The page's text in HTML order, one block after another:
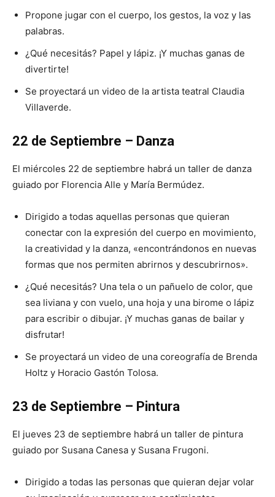
Propone jugar con el cuerpo, los gestos, la voz y las
palabras.
¿Qué necesitás? Papel y lápiz. ¡Y muchas ganas de
divertirte!
Se proyectará un video de la artista teatral Claudia
Villaverde.
22 de Septiembre – Danza
El miércoles 22 de septiembre habrá un taller de danza
guiado por Florencia Alle y María Bermúdez.
Dirigido a todas aquellas personas que quieran
conectar con la expresión del cuerpo en movimiento,
la creatividad y la danza, «encontrándonos en nuevas
formas que nos permiten abrirnos y descubrirnos».
¿Qué necesitás? Una tela o un pañuelo de color, que
sea liviana y con vuelo, una hoja y una birome o lápiz
para escribir o dibujar. ¡Y muchas ganas de bailar y
disfrutar!
Se proyectará un video de una coreografía de Brenda
Holtz y Horacio Gastón Tolosa.
23 de Septiembre – Pintura
El jueves 23 de septiembre habrá un taller de pintura
guiado por Susana Canesa y Susana Frugoni.
Dirigido a todas las personas que quieran dejar volar